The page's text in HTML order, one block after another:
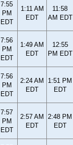
7:55
PM
EDT
1:11 AM
EDT
11:58
AM EDT
7:56
PM
EDT
1:49 AM
EDT
12:55
PM EDT
7:56
PM
EDT
2:24 AM
EDT
1:51 PM
EDT
7:57
PM
EDT
2:57 AM
EDT
2:48 PM
EDT